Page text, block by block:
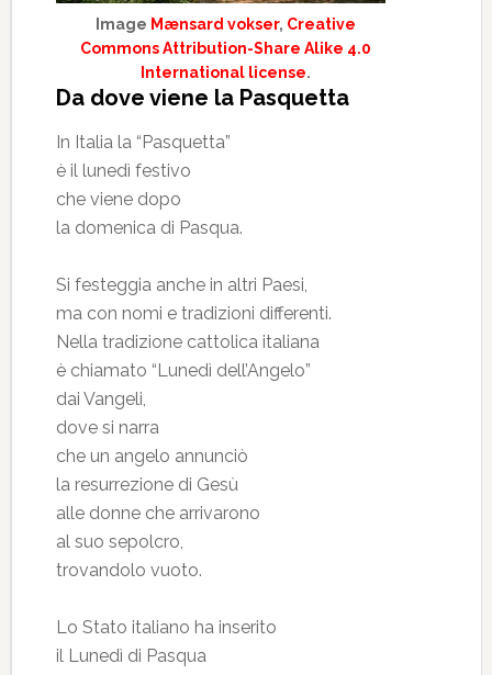
Image Mænsard vokser, Creative
Commons Attribution-Share Alike 4.0
International license.
Da dove viene la Pasquetta
In Italia la “Pasquetta”
è il lunedì festivo
che viene dopo
la domenica di Pasqua.
Si festeggia anche in altri Paesi,
ma con nomi e tradizioni differenti.
Nella tradizione cattolica italiana
è chiamato “Lunedì dell’Angelo”
dai Vangeli,
dove si narra
che un angelo annunciò
la resurrezione di Gesù
alle donne che arrivarono
al suo sepolcro,
trovandolo vuoto.
Lo Stato italiano ha inserito
il Lunedì di Pasqua